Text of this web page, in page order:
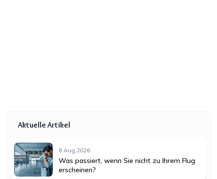
Aktuelle Artikel
8 Aug,2026
Was passiert, wenn Sie nicht zu Ihrem Flug
erscheinen?